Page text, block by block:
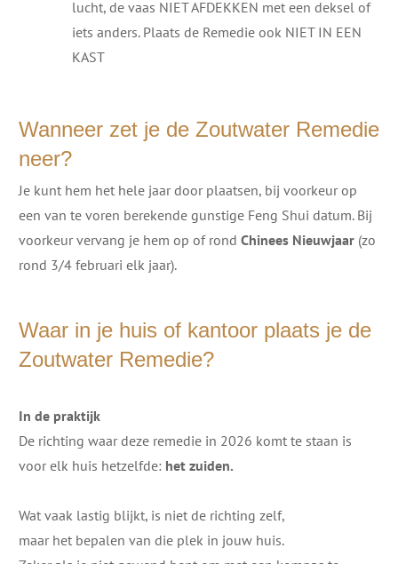
lucht, de vaas NIET AFDEKKEN met een deksel of
iets anders. Plaats de Remedie ook NIET IN EEN
KAST
Wanneer zet je de Zoutwater Remedie
neer?
Je kunt hem het hele jaar door plaatsen, bij voorkeur op
een van te voren berekende gunstige Feng Shui datum. Bij
voorkeur vervang je hem op of rond Chinees Nieuwjaar (zo
rond 3/4 februari elk jaar).
Waar in je huis of kantoor plaats je de
Zoutwater Remedie?
In de praktijk
De richting waar deze remedie in 2026 komt te staan is
voor elk huis hetzelfde: het zuiden.
Wat vaak lastig blijkt, is niet de richting zelf,
maar het bepalen van die plek in jouw huis.